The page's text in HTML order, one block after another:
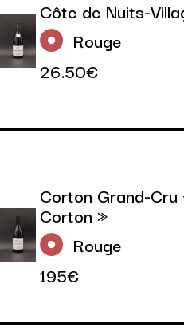
Côte de Nuits-
Rouge
26.50€
Corton Grand-
Corton »
Rouge
195€